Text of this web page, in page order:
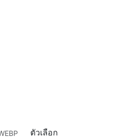
ตัวเลือก